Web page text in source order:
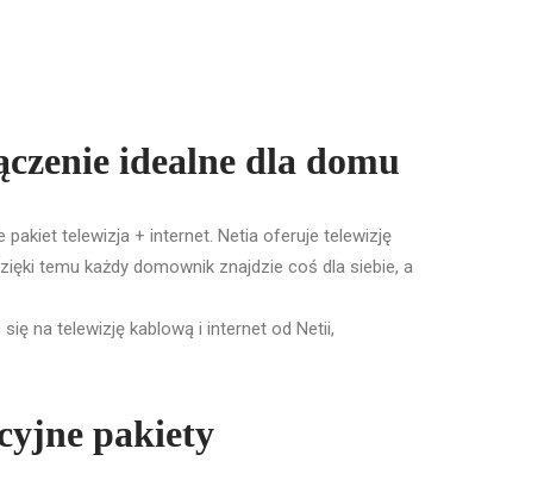
idealne dla domu
telewizja + internet. Netia oferuje telewizję
temu każdy domownik znajdzie coś dla siebie, a
na telewizję kablową i internet od Netii,
pakiety